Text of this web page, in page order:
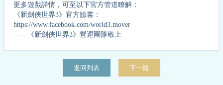
更多遊戲詳情，可至以下官方管道瞭解：
《新劍俠世界3》官方臉書：
https://www.facebook.com/world3.mover
——《新劍俠世界3》營運團隊敬上
返回列表 下一篇